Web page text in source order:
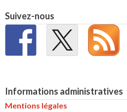
Suivez-nous
Informations administratives
Mentions légales